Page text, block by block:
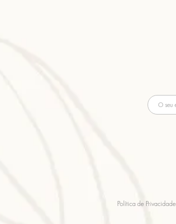
Política de Privacidade